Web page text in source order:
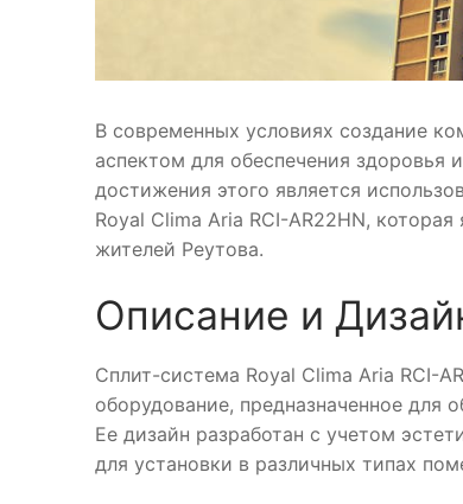
В современных условиях создание
аспектом для обеспечения здоровья
достижения этого является
Royal Clima Aria RCI-AR22HN,
жителей Реутова.
Описание и
Сплит-система Royal Clima Aria RCI-
оборудование, предназначенное для
Ее дизайн разработан с учетом
для установки в различных типах